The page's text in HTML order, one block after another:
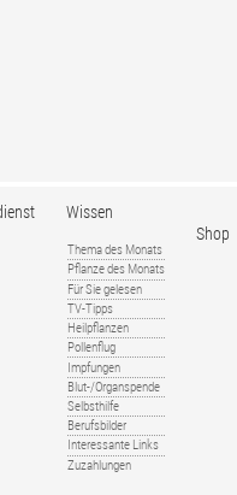
Wissen
Thema des Monats
Pflanze des Monats
Für Sie gelesen
TV-Tipps
Heilpflanzen
Pollenflug
Impfungen
Blut-/Organspende
Selbsthilfe
Berufsbilder
Interessante Links
Zuzahlungen
Shop